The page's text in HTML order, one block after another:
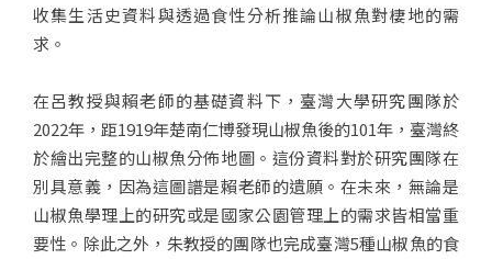
收集生活史資料與透過食性分析推論山椒魚對棲地的需
求。
在呂教授與賴老師的基礎資料下，臺灣大學研究團隊於
2022年，距1919年楚南仁博發現山椒魚後的101年，臺灣終
於繪出完整的山椒魚分佈地圖。這份資料對於研究團隊在
別具意義，因為這圖譜是賴老師的遺願。在未來，無論是
山椒魚學理上的研究或是國家公園管理上的需求皆相當重
要性。除此之外，朱教授的團隊也完成臺灣5種山椒魚的食